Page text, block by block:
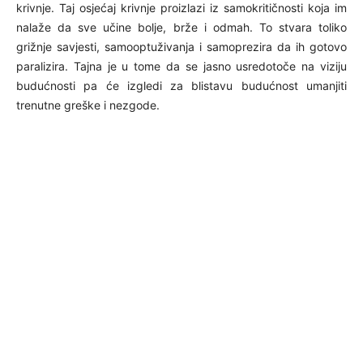
krivnje. Taj osjećaj krivnje proizlazi iz samokritičnosti koja im
nalaže da sve učine bolje, brže i odmah. To stvara toliko
grižnje savjesti, samooptuživanja i samoprezira da ih gotovo
paralizira. Tajna je u tome da se jasno usredotoče na viziju
budućnosti pa će izgledi za blistavu budućnost umanjiti
trenutne greške i nezgode.